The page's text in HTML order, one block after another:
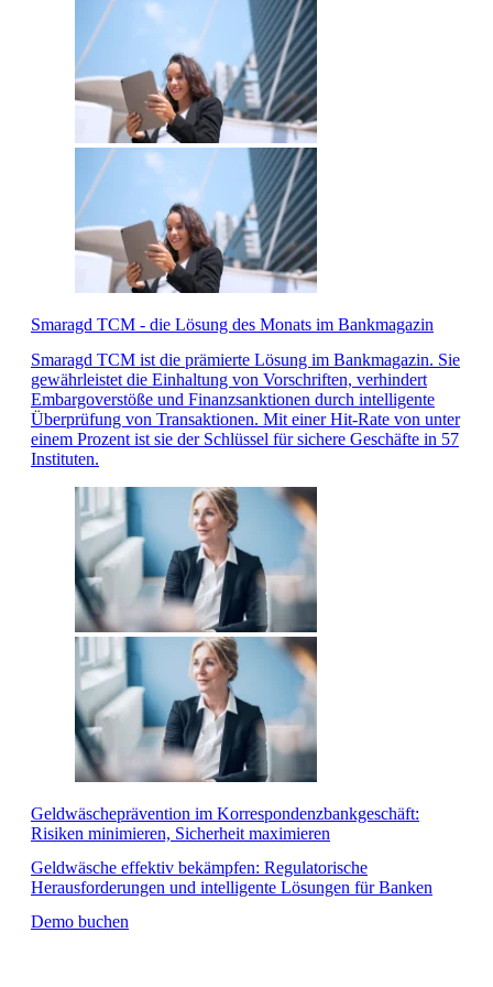
Smaragd TCM - die Lösung des Monats im Bankmagazin
Smaragd TCM ist die prämierte Lösung im Bankmagazin. Sie
gewährleistet die Einhaltung von Vorschriften, verhindert
Embargoverstöße und Finanzsanktionen durch intelligente
Überprüfung von Transaktionen. Mit einer Hit-Rate von unter
einem Prozent ist sie der Schlüssel für sichere Geschäfte in 57
Instituten.
Geldwäscheprävention im Korrespondenzbankgeschäft:
Risiken minimieren, Sicherheit maximieren
Geldwäsche effektiv bekämpfen: Regulatorische
Herausforderungen und intelligente Lösungen für Banken
Demo buchen